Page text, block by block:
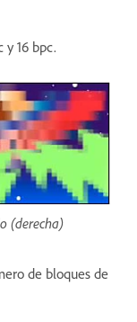
16 bpc.
(derecha)
de bloques de